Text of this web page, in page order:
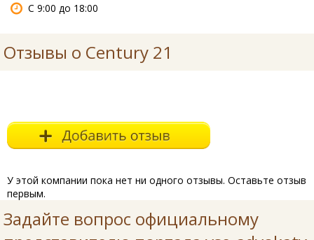
С 9:00 до 18:00
Отзывы о Century 21
У этой компании пока нет ни одного отзывы. Оставьте отзыв
первым.
Задайте вопрос официальному